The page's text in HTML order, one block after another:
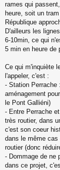
g
e
n
o
n
u
rames qui
heure, soit un
République
D'ailleurs les
6-10min, ce qui
5 min en heure de
Ce qui m'inquiète
l'appeler, c'est :
- Station Perrache
aménagement
le Pont Galliéni)
- Entre Perrache
très routier, dans
c'est son coeur
dans le même
routier (donc
- Dommage de ne
dans ce projet,